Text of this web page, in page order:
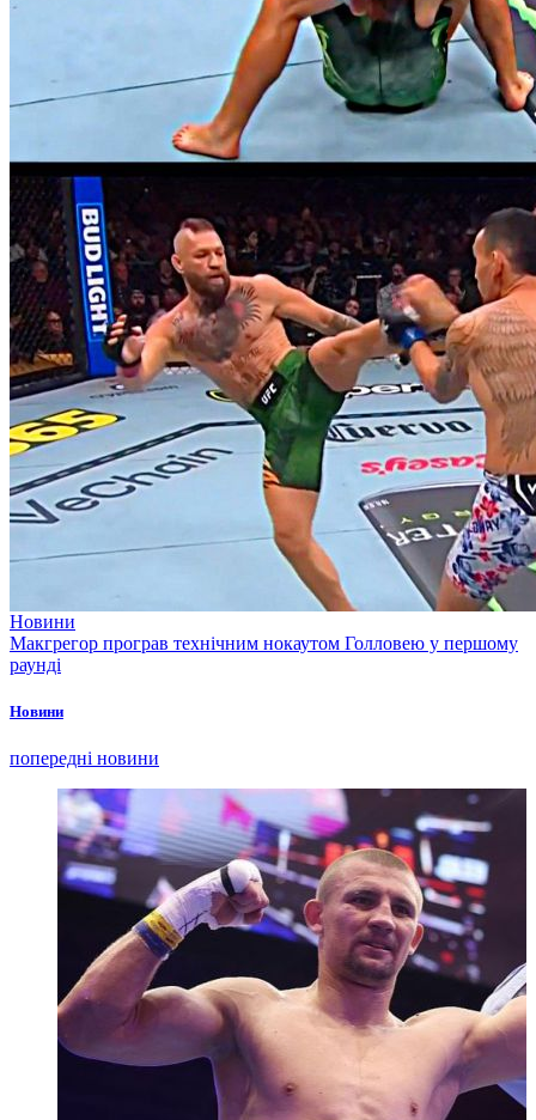
Новини
Макгрегор програв технічним нокаутом Голловею у першому
раунді
Новини
попередні новини